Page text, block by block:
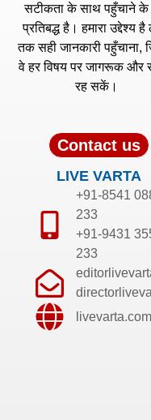
सटीकता के साथ पहुँचाने के
प्रतिबद्ध है। हमारा उद्देश्य है
तक सही जानकारी पहुँचाना,
वे हर विषय पर जागरूक और
रह सकें।
Contact us
LIVE VARTA
+91-8541
233
+91-9431
233
livevarta.com